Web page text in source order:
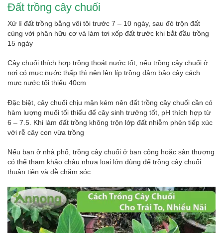
Đất trồng cây chuối
Xử lí đất trồng bằng vôi tôi trước 7 – 10 ngày, sau đó trộn đất
cùng với phân hữu cơ và làm tơi xốp đất trước khi bắt đầu trồng
15 ngày
Cây chuối thích hợp trồng thoát nước tốt, nếu trồng cây chuối ở
nơi có mực nước thấp thì nên lên líp trồng đảm bảo cây cách
mực nước tối thiểu 40cm
Đặc biệt, cây chuối chịu mặn kém nên đất trồng cây chuối cần có
hàm lượng muối tối thiểu để cây sinh trưởng tốt, pH thích hợp từ
6 – 7.5. Khi làm đất trồng không trộn lớp đất nhiễm phèn tiếp xúc
với rễ cây con vừa trồng
Nếu bạn ở nhà phố, trồng cây chuối ở ban công hoặc sân thượng
có thể tham khảo chậu nhựa loại lớn dùng để trồng cây chuối
thuận tiện và dễ chăm sóc